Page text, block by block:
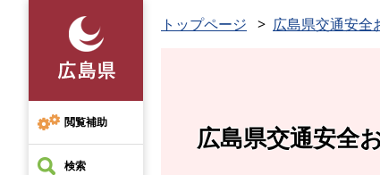
先
頭
で
す
閲覧補助
検索
トップページ 広島県交通安全
広島県交通安全